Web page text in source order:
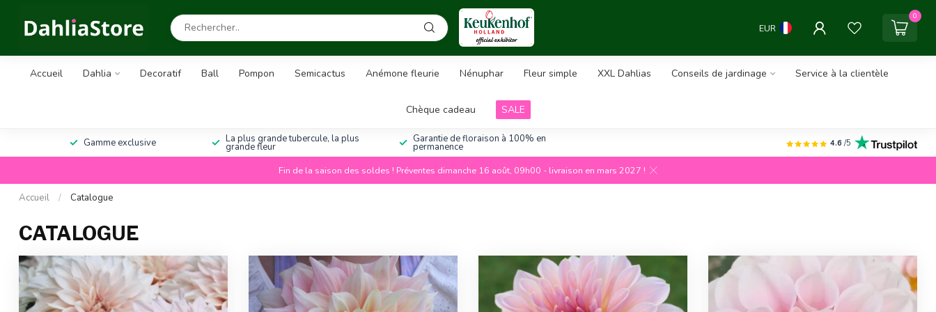
EUR
0
Accueil Dahlia Decoratif Ball Pompon Semicactus Anémone fleurie Nénuphar Fleur simple XXL Dahlias Conseils de jardinage Service à la clientèle
Chèque cadeau SALE
Gamme exclusive La plus grande tubercule, la plus
grande fleur
Garantie de floraison à 100% en
permanence 4.6 /5
Fin de la saison des soldes ! Préventes dimanche 16 août, 09h00 - livraison en mars 2027 !
Accueil / Catalogue
CATALOGUE